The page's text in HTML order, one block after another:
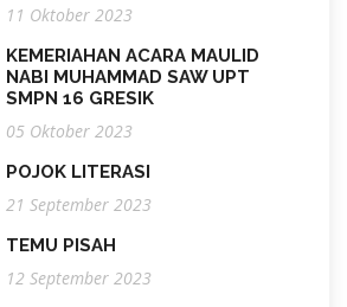
11 Oktober 2023
KEMERIAHAN ACARA MAULID
NABI MUHAMMAD SAW UPT
SMPN 16 GRESIK
05 Oktober 2023
POJOK LITERASI
21 September 2023
TEMU PISAH
12 September 2023